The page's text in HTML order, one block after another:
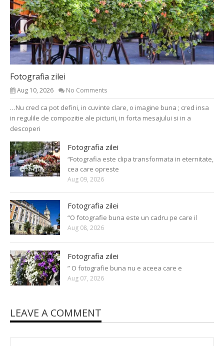
Fotografia zilei
Aug 10, 2026 No Comments
…Nu cred ca pot defini, in cuvinte clare, o imagine buna ; cred insa
in regulile de compozitie ale picturii, in forta mesajului si in a
descoperi
Fotografia zilei
“Fotografia este clipa transformata in eternitate,
cea care opreste
Aug 09, 2026
Fotografia zilei
“O fotografie buna este un cadru pe care il
Aug 08, 2026
Fotografia zilei
” O fotografie buna nu e aceea care e
Aug 07, 2026
LEAVE A COMMENT